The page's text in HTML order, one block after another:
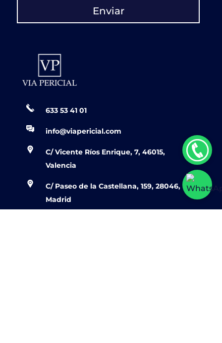
Enviar
633 53 41 01
info@viapericial.com
C/ Vicente Ríos Enrique, 7, 46015,
Valencia
C/ Paseo de la Castellana, 159, 28046,
Madrid